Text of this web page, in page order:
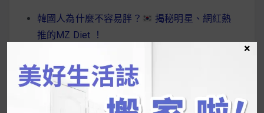
韓國人為什麼不容易胖？
揭秘明星、網紅熱
推的MZ Diet ！
年已經等不及帶這盒跟我的親戚、朋友們一起分
享～
2026 過年禮盒推薦｜五款百元健康伴手禮
×